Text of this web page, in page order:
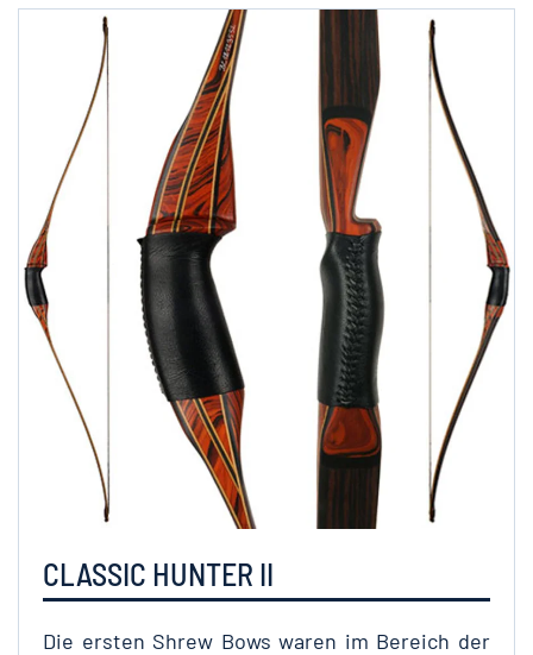
CLASSIC HUNTER II
Die ersten Shrew Bows waren im Bereich der